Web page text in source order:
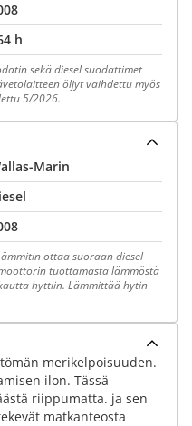
h
sekä diesel suodattimet
öljyt vaihdettu myös
5/2026.
Marin
ottaa suoraan diesel
tuottamasta lämmöstä
hyttiin. Lämmittää hytin
merikelpoisuuden.
ilon. Tässä
riippumatta. ja sen
matkanteosta